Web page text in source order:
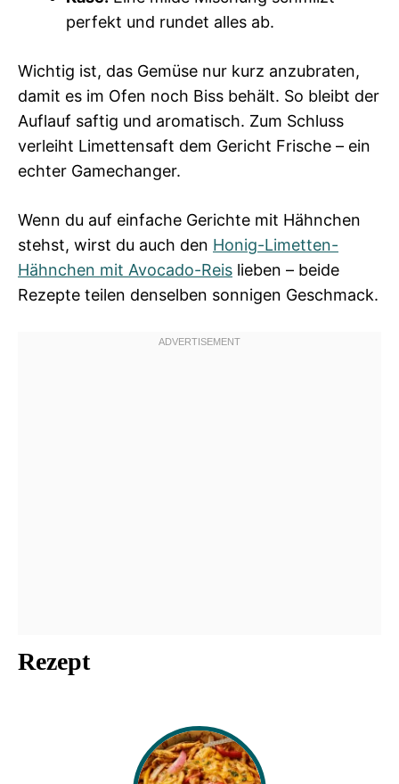
perfekt und rundet alles ab.
Wichtig ist, das Gemüse nur kurz anzubraten,
damit es im Ofen noch Biss behält. So bleibt der
Auflauf saftig und aromatisch. Zum Schluss
verleiht Limettensaft dem Gericht Frische – ein
echter Gamechanger.
Wenn du auf einfache Gerichte mit Hähnchen
stehst, wirst du auch den Honig-Limetten-
Hähnchen mit Avocado-Reis lieben – beide
Rezepte teilen denselben sonnigen Geschmack.
Rezept